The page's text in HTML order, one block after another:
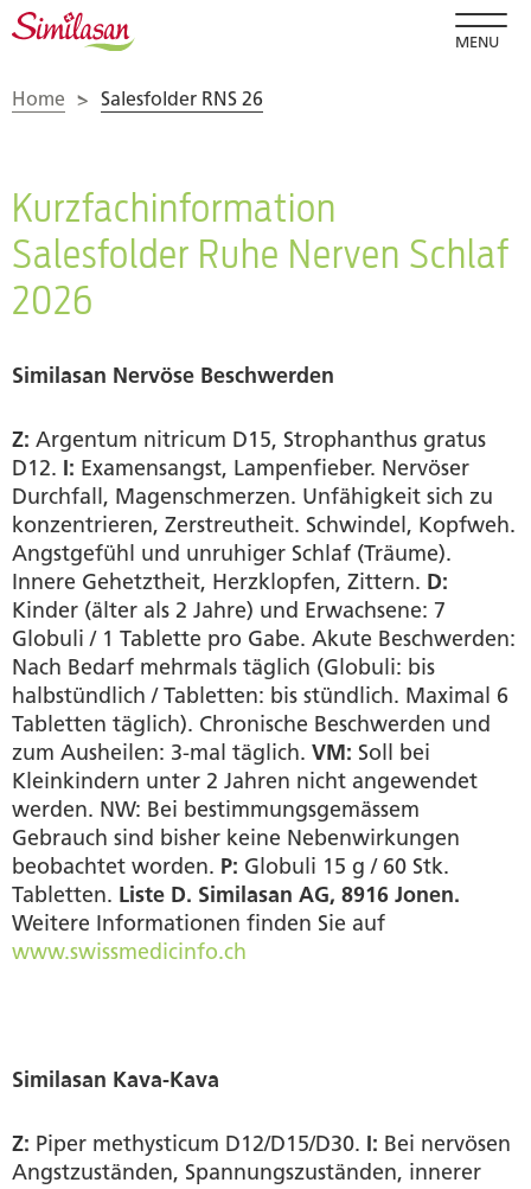
MENU
Home > Salesfolder RNS 26
Kurzfachinformation
Salesfolder Ruhe Nerven Schlaf
2026
Similasan Nervöse Beschwerden
Z: Argentum nitricum D15, Strophanthus gratus
D12. I: Examensangst, Lampenfieber. Nervöser
Durchfall, Magenschmerzen. Unfähigkeit sich zu
konzentrieren, Zerstreutheit. Schwindel, Kopfweh.
Angstgefühl und unruhiger Schlaf (Träume).
Innere Gehetztheit, Herzklopfen, Zittern. D:
Kinder (älter als 2 Jahre) und Erwachsene: 7
Globuli / 1 Tablette pro Gabe. Akute Beschwerden:
Nach Bedarf mehrmals täglich (Globuli: bis
halbstündlich / Tabletten: bis stündlich. Maximal 6
Tabletten täglich). Chronische Beschwerden und
zum Ausheilen: 3-mal täglich. VM: Soll bei
Kleinkindern unter 2 Jahren nicht angewendet
werden. NW: Bei bestimmungsgemässem
Gebrauch sind bisher keine Nebenwirkungen
beobachtet worden. P: Globuli 15 g / 60 Stk.
Tabletten. Liste D. Similasan AG, 8916 Jonen.
Weitere Informationen finden Sie auf
www.swissmedicinfo.ch
Similasan Kava-Kava
Z: Piper methysticum D12/D15/D30. I: Bei nervösen
Angstzuständen, Spannungszuständen, innerer